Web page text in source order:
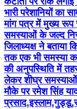
भारी परेशानियों का
मांग पत्र में मुख्य रूप
समस्याओं के जल्द
जिलाध्यक्ष ने बताया
तक एक भी समस्या
की अनुपस्थिति में
लेकर शीघ्र समस्याओं
मौके पर रमेश सिंह